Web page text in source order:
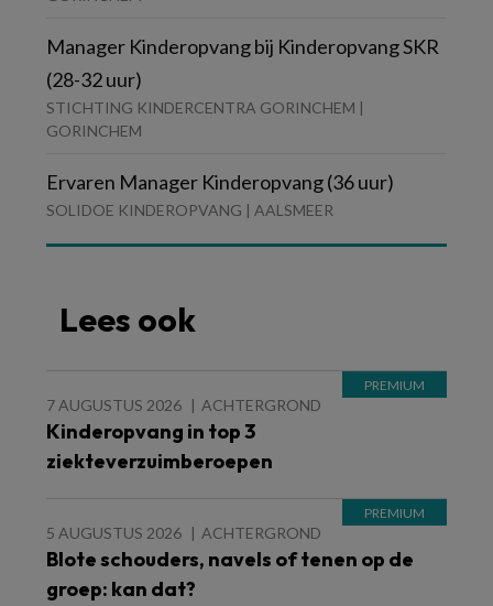
Manager Kinderopvang bij Kinderopvang SKR
(28-32 uur)
STICHTING KINDERCENTRA GORINCHEM |
GORINCHEM
Ervaren Manager Kinderopvang (36 uur)
SOLIDOE KINDEROPVANG | AALSMEER
Lees ook
7 AUGUSTUS 2026 ACHTERGROND
Kinderopvang in top 3
ziekteverzuimberoepen
5 AUGUSTUS 2026 ACHTERGROND
Blote schouders, navels of tenen op de
groep: kan dat?